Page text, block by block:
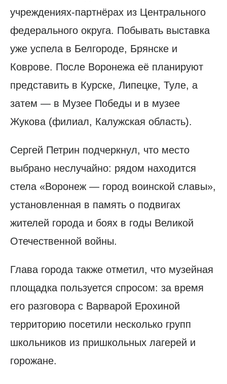
учреждениях-партнёрах из Центрального
федерального округа. Побывать выставка
уже успела в Белгороде, Брянске и
Коврове. После Воронежа её планируют
представить в Курске, Липецке, Туле, а
затем — в Музее Победы и в музее
Жукова (филиал, Калужская область).
Сергей Петрин подчеркнул, что место
выбрано неслучайно: рядом находится
стела «Воронеж — город воинской славы»,
установленная в память о подвигах
жителей города и боях в годы Великой
Отечественной войны.
Глава города также отметил, что музейная
площадка пользуется спросом: за время
его разговора с Варварой Ерохиной
территорию посетили несколько групп
школьников из пришкольных лагерей и
горожане.